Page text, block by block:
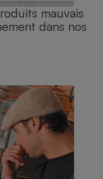
mauvais
dans nos